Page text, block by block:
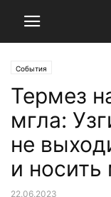
События
Термез
мгла:
не
и носить
22.06.2023